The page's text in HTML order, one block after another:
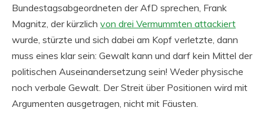
Bundestagsabgeordneten der AfD sprechen, Frank
Magnitz, der kürzlich von drei Vermummten attackiert
wurde, stürzte und sich dabei am Kopf verletzte, dann
muss eines klar sein: Gewalt kann und darf kein Mittel der
politischen Auseinandersetzung sein! Weder physische
noch verbale Gewalt. Der Streit über Positionen wird mit
Argumenten ausgetragen, nicht mit Fäusten.